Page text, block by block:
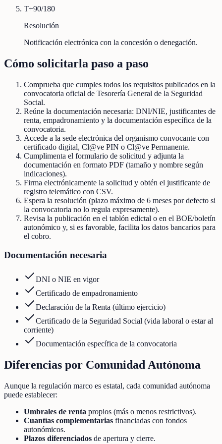
T+90/180
Resolución
Notificación electrónica con la concesión o denegación.
Cómo solicitarla paso a paso
Comprueba que cumples todos los requisitos publicados en la
convocatoria oficial de Tesorería General de la Seguridad
Social.
Reúne la documentación necesaria: DNI/NIE, justificantes de
renta, empadronamiento y la documentación específica de la
convocatoria.
Accede a la sede electrónica del organismo convocante con
certificado digital, Cl@ve PIN o Cl@ve Permanente.
Cumplimenta el formulario de solicitud y adjunta la
documentación en formato PDF (tamaño y nombre según
indicaciones).
Firma electrónicamente la solicitud y obtén el justificante de
registro telemático con CSV.
Espera la resolución (plazo máximo de 6 meses por defecto si
la convocatoria no lo regula expresamente).
Revisa la publicación en el tablón edictal o en el BOE/boletín
autonómico y, si es favorable, facilita los datos bancarios para
el cobro.
Documentación necesaria
DNI o NIE en vigor
Certificado de empadronamiento
Declaración de la Renta (último ejercicio)
Certificado de la Seguridad Social (vida laboral o estar al
corriente)
Documentación específica de la convocatoria
Diferencias por Comunidad Autónoma
Aunque la regulación marco es estatal, cada comunidad autónoma
puede establecer:
Umbrales de renta propios (más o menos restrictivos).
Cuantías complementarias financiadas con fondos
autonómicos.
Plazos diferenciados de apertura y cierre.